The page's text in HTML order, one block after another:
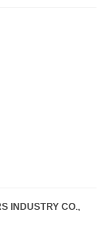
INDUSTRY CO.,